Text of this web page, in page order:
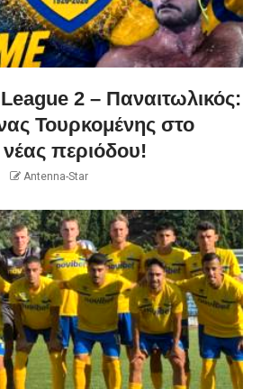
2 – Παναιτωλικός:
Τουρκομένης στο
περιόδου!
Antenna-Star